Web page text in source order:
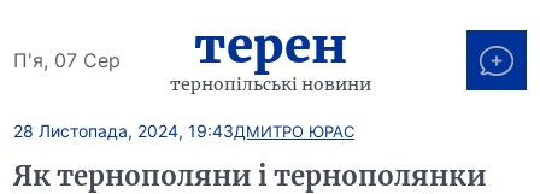
П'я, 07 Сер терен
тернопільські новини
28 Листопада, 2024, 19:43ДМИТРО ЮРАС
Як тернополяни і тернополянки